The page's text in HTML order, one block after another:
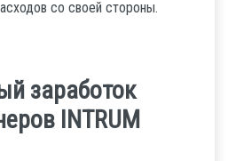
со своей стороны.
заработок
INTRUM